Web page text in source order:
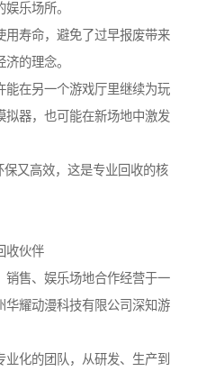
乐场所。
用寿命，避免了过早报废带来
的理念。
能在另一个游戏厅里继续为玩
拟器，也可能在新场地中激发
保又高效，这是专业回收的核
收伙伴
销售、娱乐场地合作经营于一
华耀动漫科技有限公司深知游
化的团队，从研发、生产到